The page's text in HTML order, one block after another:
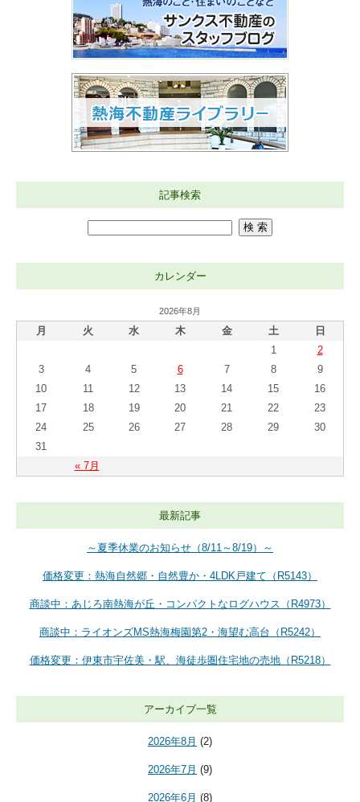
記事検索
カレンダー
2026年8月
月 火 水 木 金 土 日
« 7月
1
2
3
4 5 6 7 8
9
10
11 12 13 14 15
16
17
18 19 20 21 22
23
24
25 26 27 28 29
30
31
最新記事
～夏季休業のお知らせ（8/11～8/19）～
価格変更：熱海自然郷・自然豊か・4LDK戸建て（R5143）
商談中：あじろ南熱海が丘・コンパクトなログハウス（R4973）
商談中：ライオンズMS熱海梅園第2・海望む高台（R5242）
価格変更：伊東市宇佐美・駅、海徒歩圏住宅地の売地（R5218）
アーカイブ一覧
2026年8月 (2)
2026年7月 (9)
2026年6月 (8)